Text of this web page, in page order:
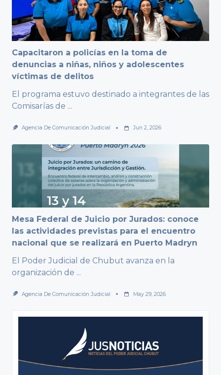
Capacitaron a policías en la toma de
denuncias a niñas, niños y adolescentes
víctimas de delitos
El programa estuvo destinado a integrantes de las
Comisarías de ...
Agencia De Comunicación Judicial Jun 2, 2026
Mesa Federal de Juicio por Jurados: conoce
las actividades previstas para el encuentro
nacional que se realizará en Puerto Madryn
El Poder Judicial de Chubut avanza en la
organización de ...
Agencia De Comunicación Judicial May 29, 2026